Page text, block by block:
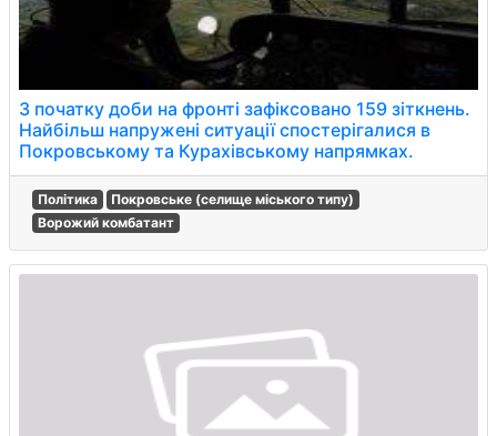
З початку доби на фронті зафіксовано 159 зіткнень.
Найбільш напружені ситуації спостерігалися в
Покровському та Курахівському напрямках.
Політика
Покровське (селище міського типу)
Ворожий комбатант